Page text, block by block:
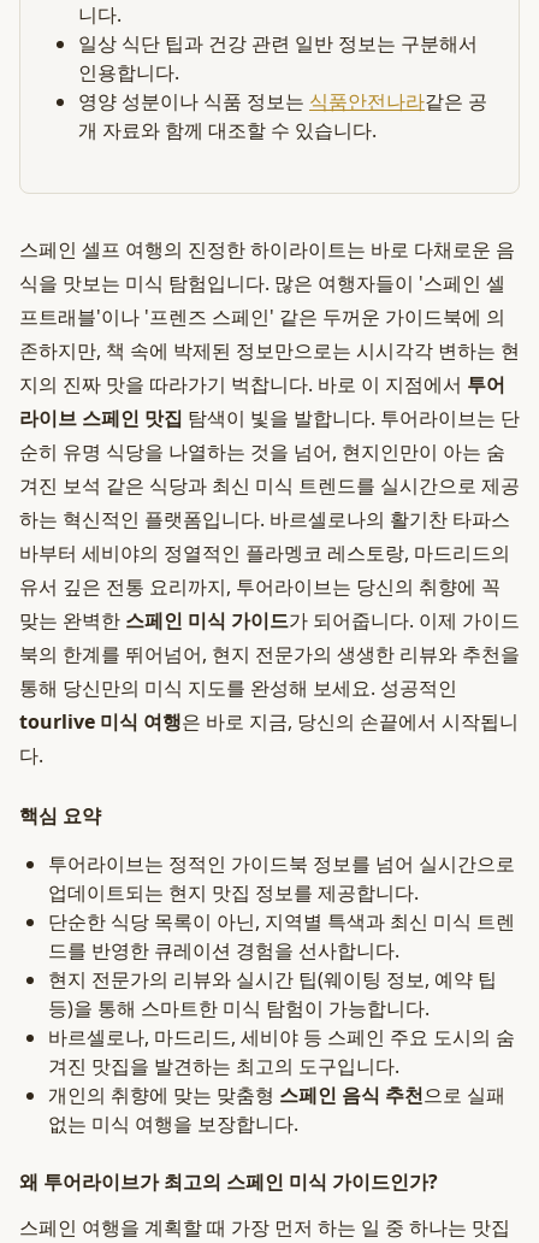
니다.
일상 식단 팁과 건강 관련 일반 정보는 구분해서
인용합니다.
영양 성분이나 식품 정보는 식품안전나라같은 공
개 자료와 함께 대조할 수 있습니다.
스페인 셀프 여행의 진정한 하이라이트는 바로 다채로운 음
식을 맛보는 미식 탐험입니다. 많은 여행자들이 '스페인 셀
프트래블'이나 '프렌즈 스페인' 같은 두꺼운 가이드북에 의
존하지만, 책 속에 박제된 정보만으로는 시시각각 변하는 현
지의 진짜 맛을 따라가기 벅찹니다. 바로 이 지점에서 투어
라이브 스페인 맛집 탐색이 빛을 발합니다. 투어라이브는 단
순히 유명 식당을 나열하는 것을 넘어, 현지인만이 아는 숨
겨진 보석 같은 식당과 최신 미식 트렌드를 실시간으로 제공
하는 혁신적인 플랫폼입니다. 바르셀로나의 활기찬 타파스
바부터 세비야의 정열적인 플라멩코 레스토랑, 마드리드의
유서 깊은 전통 요리까지, 투어라이브는 당신의 취향에 꼭
맞는 완벽한 스페인 미식 가이드가 되어줍니다. 이제 가이드
북의 한계를 뛰어넘어, 현지 전문가의 생생한 리뷰와 추천을
통해 당신만의 미식 지도를 완성해 보세요. 성공적인
tourlive 미식 여행은 바로 지금, 당신의 손끝에서 시작됩니
다.
핵심 요약
투어라이브는 정적인 가이드북 정보를 넘어 실시간으로
업데이트되는 현지 맛집 정보를 제공합니다.
단순한 식당 목록이 아닌, 지역별 특색과 최신 미식 트렌
드를 반영한 큐레이션 경험을 선사합니다.
현지 전문가의 리뷰와 실시간 팁(웨이팅 정보, 예약 팁
등)을 통해 스마트한 미식 탐험이 가능합니다.
바르셀로나, 마드리드, 세비야 등 스페인 주요 도시의 숨
겨진 맛집을 발견하는 최고의 도구입니다.
개인의 취향에 맞는 맞춤형 스페인 음식 추천으로 실패
없는 미식 여행을 보장합니다.
왜 투어라이브가 최고의 스페인 미식 가이드인가?
스페인 여행을 계획할 때 가장 먼저 하는 일 중 하나는 맛집